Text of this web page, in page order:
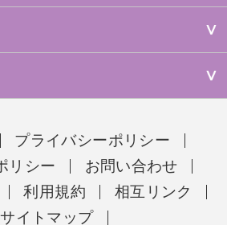
プライバシーポリシー
リシー
お問い合わせ
利用規約
相互リンク
サイトマップ